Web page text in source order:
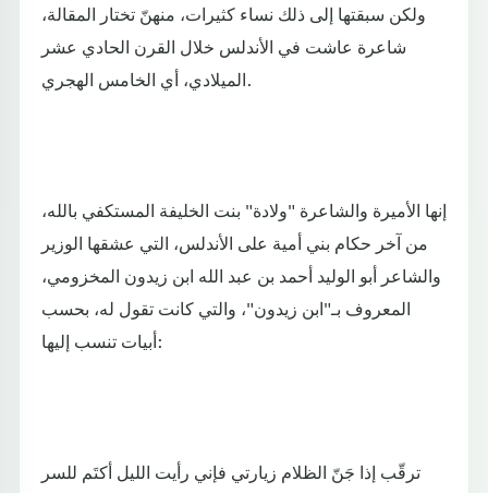
ولكن سبقتها إلى ذلك نساء كثيرات، منهنّ تختار المقالة،
شاعرة عاشت في الأندلس خلال القرن الحادي عشر
الميلادي، أي الخامس الهجري.
إنها الأميرة والشاعرة "ولادة" بنت الخليفة المستكفي بالله،
من آخر حكام بني أمية على الأندلس، التي عشقها الوزير
والشاعر أبو الوليد أحمد بن عبد الله ابن زيدون المخزومي،
المعروف بـ"ابن زيدون"، والتي كانت تقول له، بحسب
أبيات تنسب إليها:
ترقّب إذا جَنّ الظلام زيارتي فإني رأيت الليل أكتَم للسر